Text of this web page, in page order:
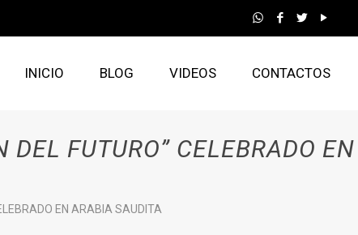
INICIO BLOG VIDEOS CONTACTOS
FUTURO” CELEBRADO EN
EN ARABIA SAUDITA